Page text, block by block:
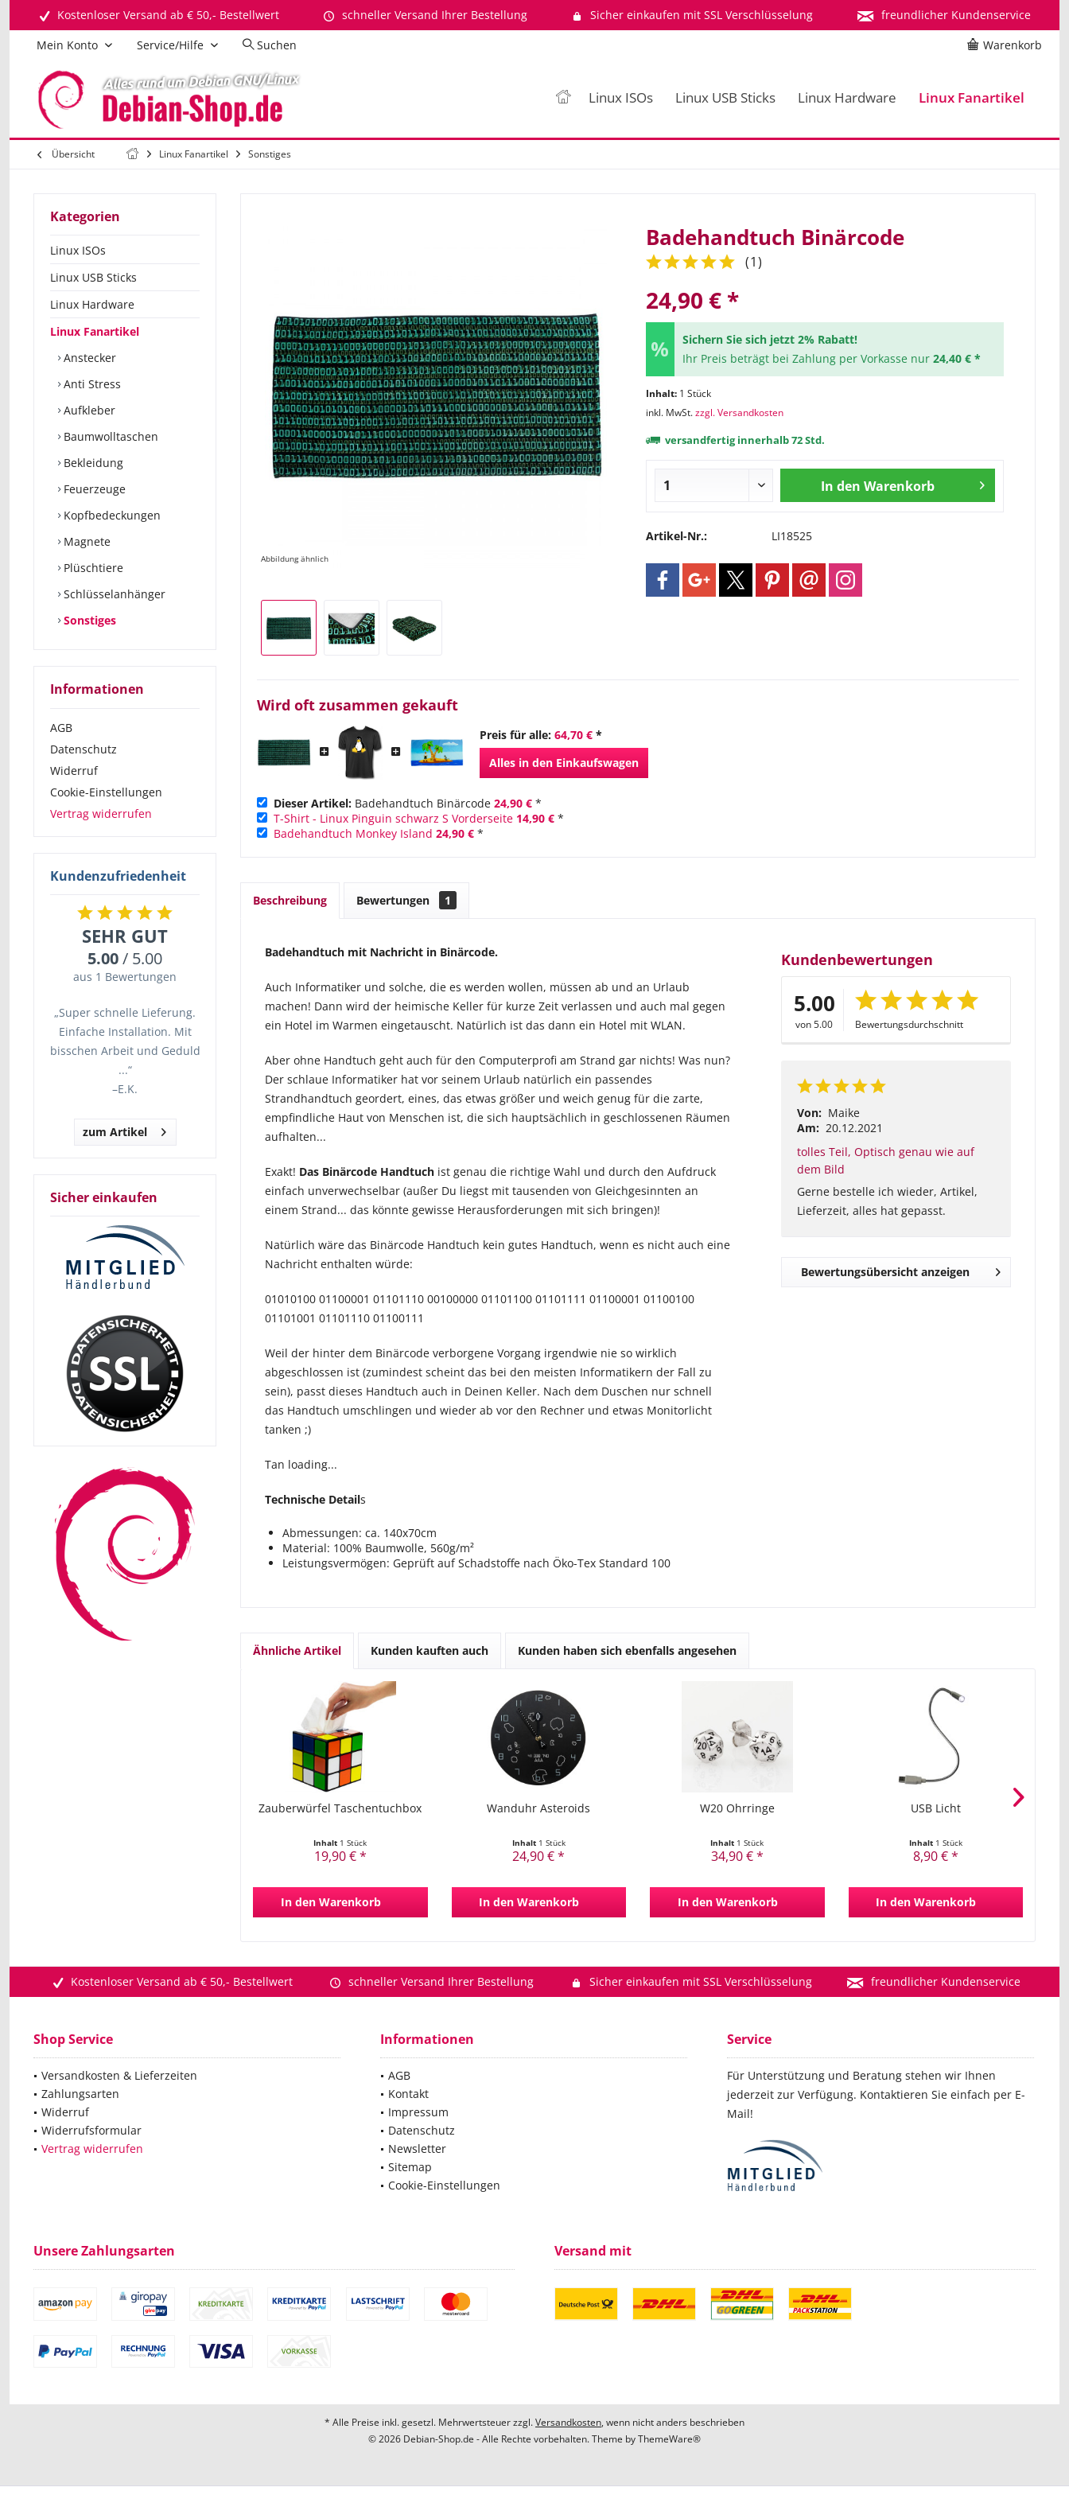
Kostenloser Versand ab € 50,- Bestellwert schneller Versand Ihrer Bestellung Sicher einkaufen mit SSL Verschlüsselung
freundlicher Kundenservice
Warenkorb
Mein Konto Service/Hilfe Suchen
Linux ISOs Linux USB Sticks Linux Hardware Linux Fanartikel
Übersicht Linux Fanartikel Sonstiges
Kategorien
Linux ISOs
Linux USB Sticks
Linux Hardware
Linux Fanartikel
Anstecker
Anti Stress
Aufkleber
Baumwolltaschen
Bekleidung
Feuerzeuge
Kopfbedeckungen
Magnete
Plüschtiere
Schlüsselanhänger
Sonstiges
Informationen
AGB
Datenschutz
Widerruf
Cookie-Einstellungen
Vertrag widerrufen
Kundenzufriedenheit
SEHR GUT
5.00/ 5.00
aus 1 Bewertungen
„Super schnelle Lieferung.
Einfache Installation. Mit
bisschen Arbeit und Geduld
...“
–E.K.
zum Artikel
Sicher einkaufen
Abbildung ähnlich
Badehandtuch Binärcode
(1)
24,90 € *
Sichern Sie sich jetzt 2% Rabatt!
Ihr Preis beträgt bei Zahlung per Vorkasse nur 24,40 € *
Inhalt: 1 Stück
inkl. MwSt.zzgl. Versandkosten
versandfertig innerhalb 72 Std.
In den Warenkorb
Artikel-Nr.: LI18525
Wird oft zusammen gekauft
Preis für alle:64,70 € *
Alles in den Einkaufswagen
Dieser Artikel: Badehandtuch Binärcode 24,90 € *
T-Shirt - Linux Pinguin schwarz S Vorderseite 14,90 € *
Badehandtuch Monkey Island 24,90 € *
Beschreibung Bewertungen 1
Badehandtuch mit Nachricht in Binärcode.
Auch Informatiker und solche, die es werden wollen, müssen ab und an Urlaub
machen! Dann wird der heimische Keller für kurze Zeit verlassen und auch mal gegen
ein Hotel im Warmen eingetauscht. Natürlich ist das dann ein Hotel mit WLAN.
Aber ohne Handtuch geht auch für den Computerprofi am Strand gar nichts! Was nun?
Der schlaue Informatiker hat vor seinem Urlaub natürlich ein passendes
Strandhandtuch geordert, eines, das etwas größer und weich genug für die zarte,
empfindliche Haut von Menschen ist, die sich hauptsächlich in geschlossenen Räumen
aufhalten...
Exakt! Das Binärcode Handtuch ist genau die richtige Wahl und durch den Aufdruck
einfach unverwechselbar (außer Du liegst mit tausenden von Gleichgesinnten an
einem Strand... das könnte gewisse Herausforderungen mit sich bringen)!
Natürlich wäre das Binärcode Handtuch kein gutes Handtuch, wenn es nicht auch eine
Nachricht enthalten würde:
01010100 01100001 01101110 00100000 01101100 01101111 01100001 01100100
01101001 01101110 01100111
Weil der hinter dem Binärcode verborgene Vorgang irgendwie nie so wirklich
abgeschlossen ist (zumindest scheint das bei den meisten Informatikern der Fall zu
sein), passt dieses Handtuch auch in Deinen Keller. Nach dem Duschen nur schnell
das Handtuch umschlingen und wieder ab vor den Rechner und etwas Monitorlicht
tanken ;)
Tan loading...
Technische Details
Abmessungen: ca. 140x70cm
Material: 100% Baumwolle, 560g/m²
Leistungsvermögen: Geprüft auf Schadstoffe nach Öko-Tex Standard 100
Kundenbewertungen
5.00
von 5.00 Bewertungsdurchschnitt
Von: Maike
Am: 20.12.2021
tolles Teil, Optisch genau wie auf
dem Bild
Gerne bestelle ich wieder, Artikel,
Lieferzeit, alles hat gepasst.
Bewertungsübersicht anzeigen
Ähnliche Artikel Kunden kauften auch Kunden haben sich ebenfalls angesehen
Zauberwürfel Taschentuchbox
Inhalt 1 Stück
19,90 € *
In den Warenkorb
Wanduhr Asteroids
Inhalt 1 Stück
24,90 € *
In den Warenkorb
W20 Ohrringe
Inhalt 1 Stück
34,90 € *
In den Warenkorb
USB Licht
Inhalt 1 Stück
8,90 € *
In den Warenkorb
Kostenloser Versand ab € 50,- Bestellwert schneller Versand Ihrer Bestellung Sicher einkaufen mit SSL Verschlüsselung freundlicher Kundenservice
Shop Service
Versandkosten & Lieferzeiten
Zahlungsarten
Widerruf
Widerrufsformular
Vertrag widerrufen
Informationen
AGB
Kontakt
Impressum
Datenschutz
Newsletter
Sitemap
Cookie-Einstellungen
Service
Für Unterstützung und Beratung stehen wir Ihnen
jederzeit zur Verfügung. Kontaktieren Sie einfach per E-
Mail!
Unsere Zahlungsarten Versand mit
* Alle Preise inkl. gesetzl. Mehrwertsteuer zzgl.Versandkosten, wenn nicht anders beschrieben
© 2026 Debian-Shop.de - Alle Rechte vorbehalten. Theme byThemeWare®